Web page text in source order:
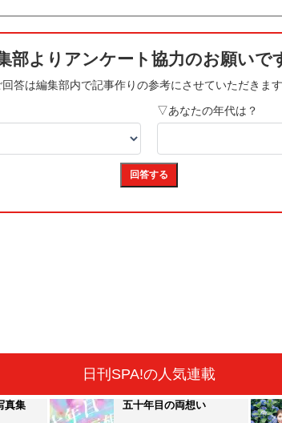
日刊SPA!の人気連載
真集 五十年目の両想い